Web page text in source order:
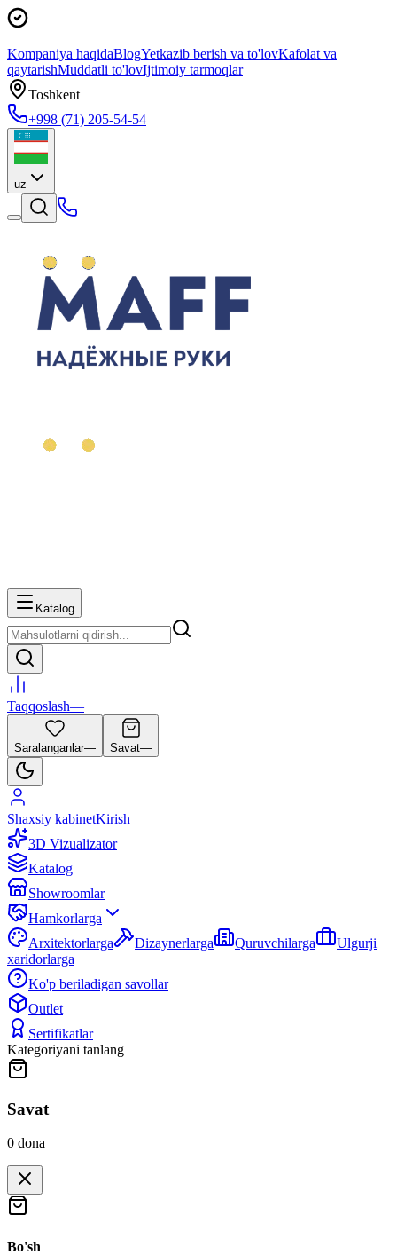
Kompaniya haqidaBlogYetkazib berish va to'lovKafolat va
qaytarishMuddatli to'lovIjtimoiy tarmoqlar
Toshkent
+998 (71) 205-54-54
uz
Katalog
Taqqoslash—
Saralanganlar— Savat—
Shaxsiy kabinetKirish
3D Vizualizator
Katalog
Showroomlar
Hamkorlarga
Arxitektorlarga
Dizaynerlarga Quruvchilarga
Ulgurji
xaridorlarga
Ko'p beriladigan savollar
Outlet
Sertifikatlar
Kategoriyani tanlang
Savat
0 dona
Bo'sh